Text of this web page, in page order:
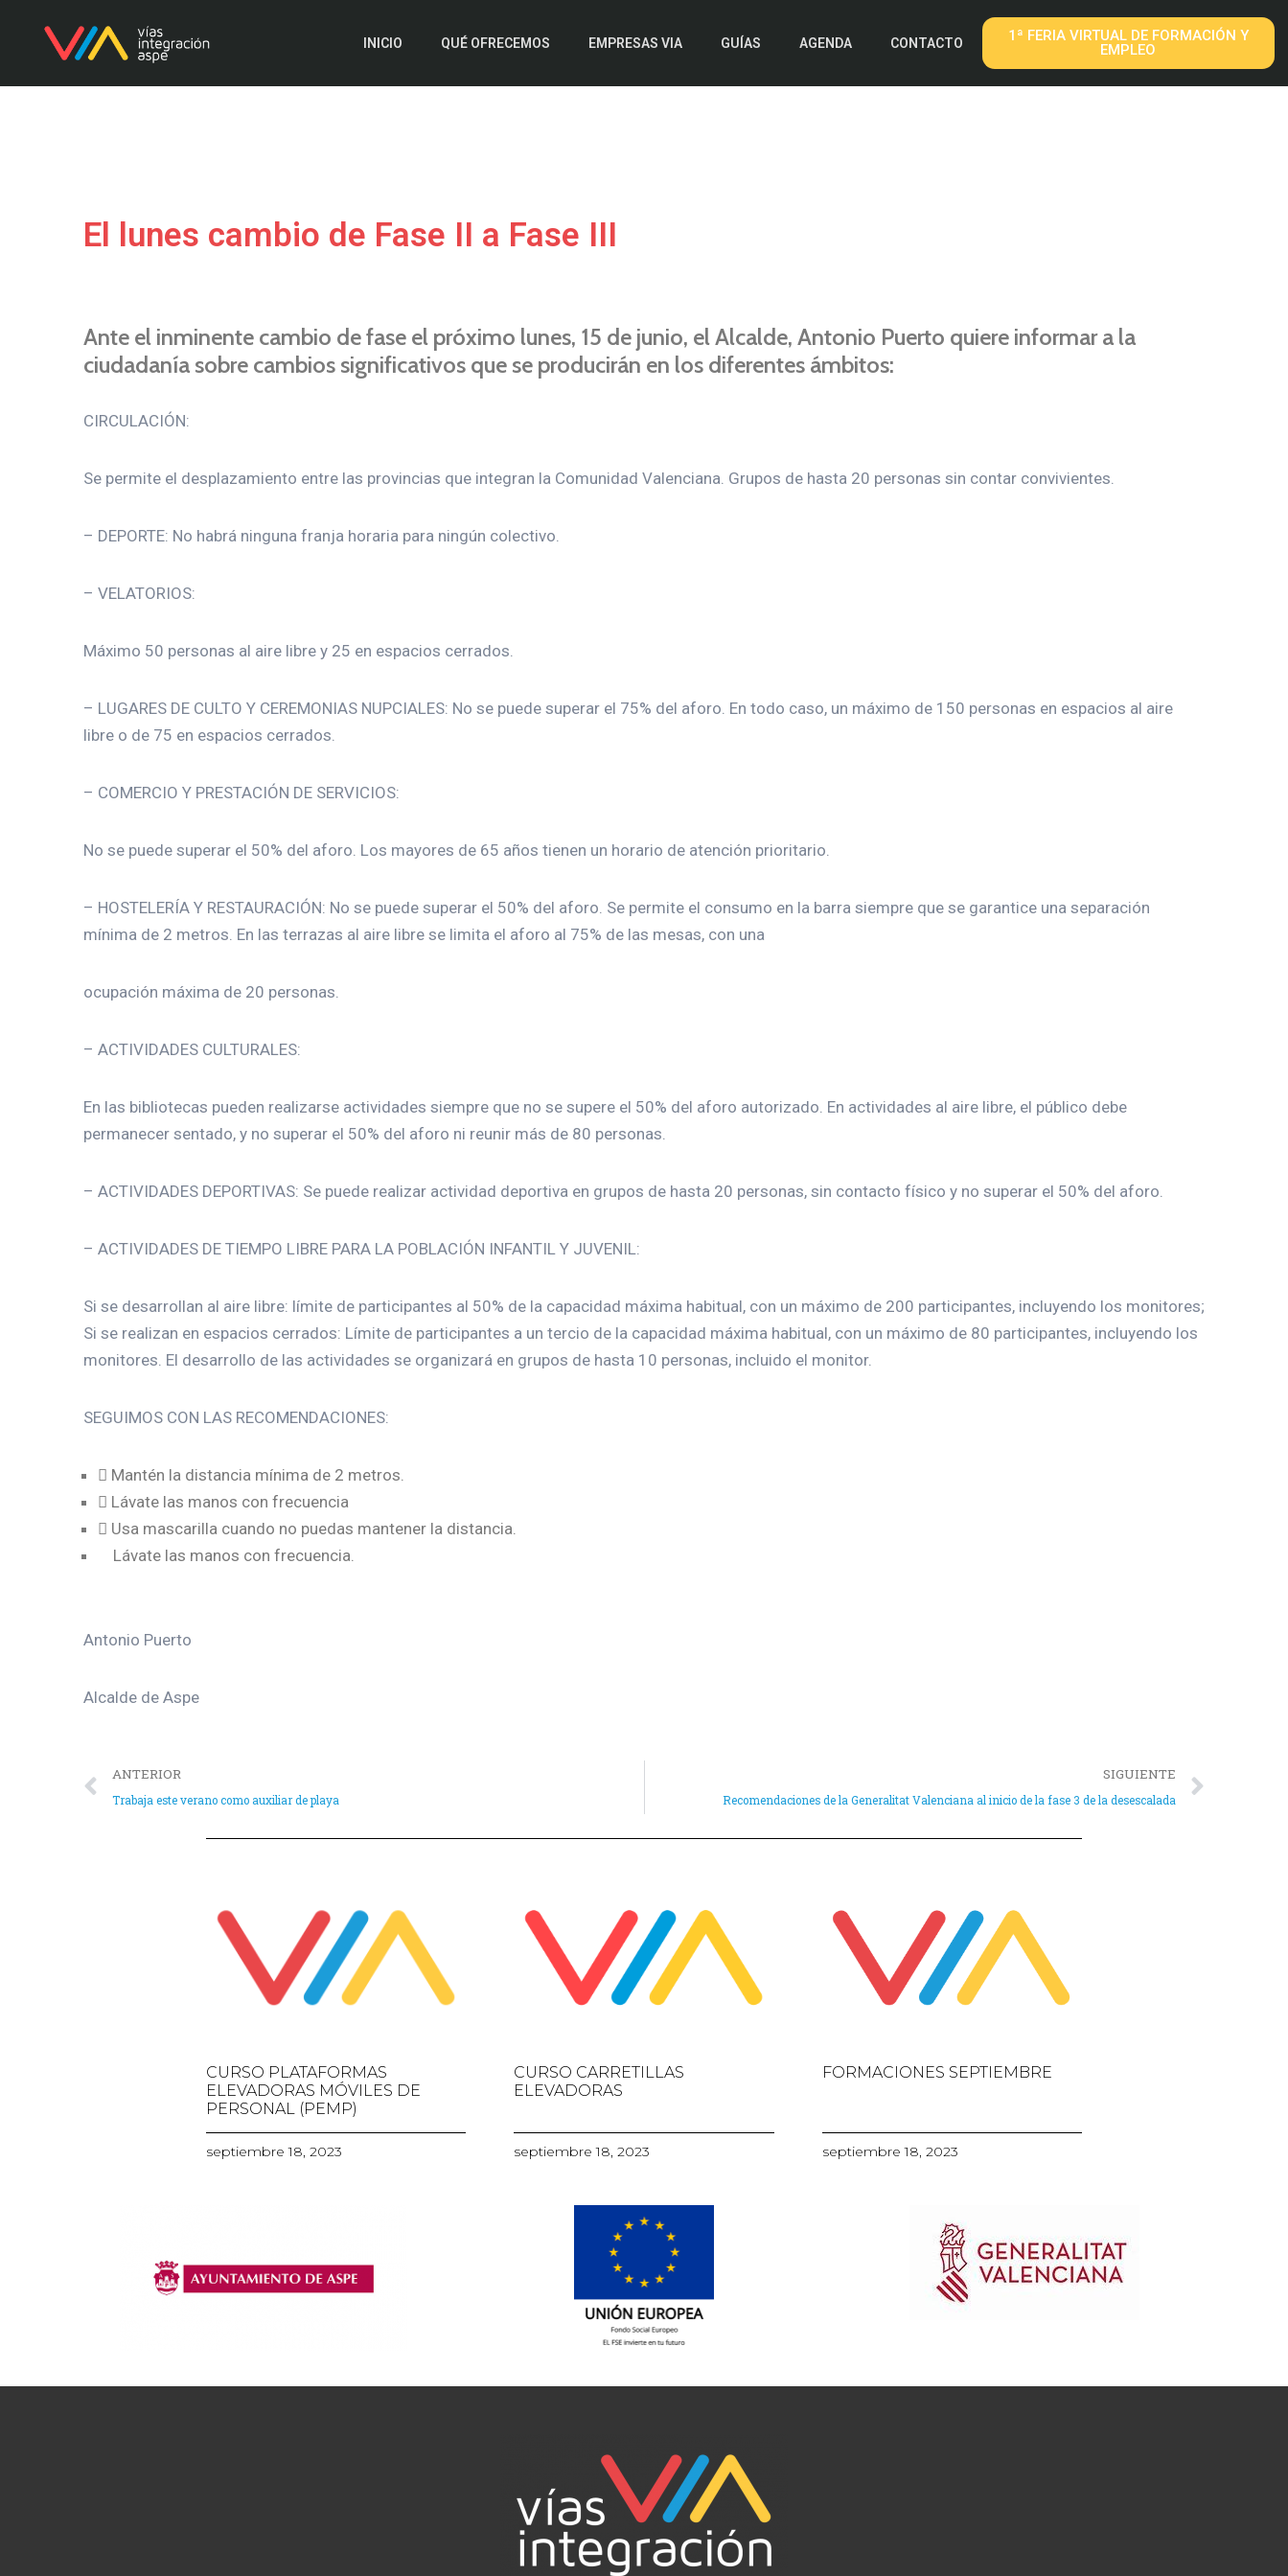
INICIO QUÉ OFRECEMOS EMPRESAS VIA GUÍAS AGENDA CONTACTO
1ª FERIA VIRTUAL DE FORMACIÓN Y
EMPLEO
El lunes cambio de Fase II a Fase III
Ante el inminente cambio de fase el próximo lunes, 15 de junio, el Alcalde, Antonio Puerto quiere informar a la
ciudadanía sobre cambios significativos que se producirán en los diferentes ámbitos:
CIRCULACIÓN:
Se permite el desplazamiento entre las provincias que integran la Comunidad Valenciana. Grupos de hasta 20 personas sin contar convivientes.
– DEPORTE: No habrá ninguna franja horaria para ningún colectivo.
– VELATORIOS:
Máximo 50 personas al aire libre y 25 en espacios cerrados.
– LUGARES DE CULTO Y CEREMONIAS NUPCIALES: No se puede superar el 75% del aforo. En todo caso, un máximo de 150 personas en espacios al aire
libre o de 75 en espacios cerrados.
– COMERCIO Y PRESTACIÓN DE SERVICIOS:
No se puede superar el 50% del aforo. Los mayores de 65 años tienen un horario de atención prioritario.
– HOSTELERÍA Y RESTAURACIÓN: No se puede superar el 50% del aforo. Se permite el consumo en la barra siempre que se garantice una separación
mínima de 2 metros. En las terrazas al aire libre se limita el aforo al 75% de las mesas, con una
ocupación máxima de 20 personas.
– ACTIVIDADES CULTURALES:
En las bibliotecas pueden realizarse actividades siempre que no se supere el 50% del aforo autorizado. En actividades al aire libre, el público debe
permanecer sentado, y no superar el 50% del aforo ni reunir más de 80 personas.
– ACTIVIDADES DEPORTIVAS: Se puede realizar actividad deportiva en grupos de hasta 20 personas, sin contacto físico y no superar el 50% del aforo.
– ACTIVIDADES DE TIEMPO LIBRE PARA LA POBLACIÓN INFANTIL Y JUVENIL:
Si se desarrollan al aire libre: límite de participantes al 50% de la capacidad máxima habitual, con un máximo de 200 participantes, incluyendo los monitores;
Si se realizan en espacios cerrados: Límite de participantes a un tercio de la capacidad máxima habitual, con un máximo de 80 participantes, incluyendo los
monitores. El desarrollo de las actividades se organizará en grupos de hasta 10 personas, incluido el monitor.
SEGUIMOS CON LAS RECOMENDACIONES:
 Mantén la distancia mínima de 2 metros.
 Lávate las manos con frecuencia
 Usa mascarilla cuando no puedas mantener la distancia.
Lávate las manos con frecuencia.
Antonio Puerto
Alcalde de Aspe
ANTERIOR
Trabaja este verano como auxiliar de playa
SIGUIENTE
Recomendaciones de la Generalitat Valenciana al inicio de la fase 3 de la desescalada
CURSO PLATAFORMAS
ELEVADORAS MÓVILES DE
PERSONAL (PEMP)
septiembre 18, 2023
CURSO CARRETILLAS
ELEVADORAS
septiembre 18, 2023
FORMACIONES SEPTIEMBRE
septiembre 18, 2023